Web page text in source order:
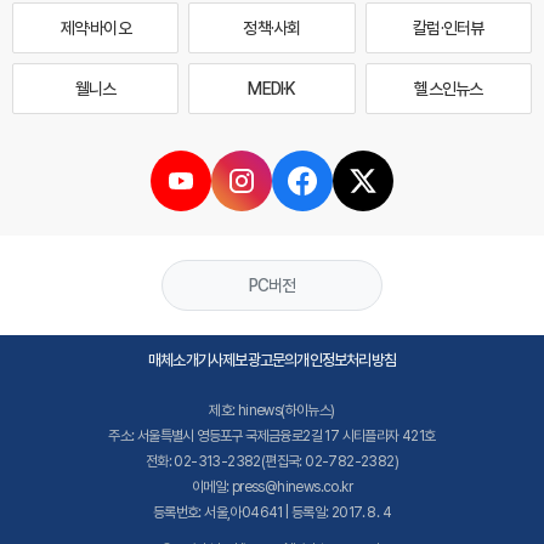
제약·바이오 정책·사회 칼럼·인터뷰
웰니스 MEDI·K 헬스인뉴스
PC버전
매체소개기사제보광고문의개인정보처리방침
제호: hinews(하이뉴스)
주소: 서울특별시 영등포구 국제금융로2길 17 시티플라자 421호
전화: 02-313-2382(편집국: 02-782-2382)
이메일: press@hinews.co.kr
등록번호: 서울,아04641 | 등록일: 2017. 8. 4